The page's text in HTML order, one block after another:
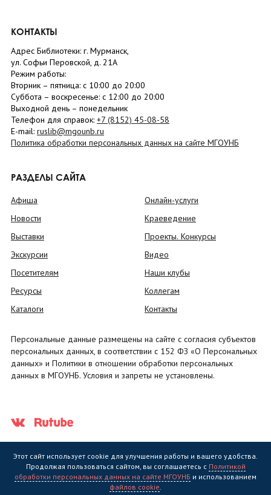
КОНТАКТЫ
Адрес Библиотеки: г. Мурманск,
ул. Софьи Перовской, д. 21А
Режим работы:
Вторник – пятница: с 10:00 до 20:00
Суббота – воскресенье: c 12:00 до 20:00
Выходной день – понедельник
Телефон для справок: +7 (8152) 45-08-58
E-mail: ruslib@mgounb.ru
Политика обработки персональных данных на сайте МГОУНБ
РАЗДЕЛЫ САЙТА
Афиша
Новости
Выставки
Экскурсии
Посетителям
Ресурсы
Каталоги
Онлайн-услуги
Краеведение
Проекты. Конкурсы
Видео
Наши клубы
Коллегам
Контакты
Персональные данные размещены на сайте с согласия субъектов
персональных данных, в соответствии с 152 ФЗ «О Персональных
данных» и Политики в отношении обработки персональных
данных в МГОУНБ. Условия и запреты не установлены.
Государственное областное бюджетное учреждение культуры
Этот сайт использует cookie для улучшения работы и вашего удобства.
Продолжая пользоваться сайтом, вы соглашаетесь с Политикой
обработки персональных данных на сайте МГОУНБ и использованием
файлов cookie.